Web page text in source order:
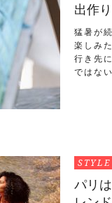
出作
猛暑が
楽しみ
行き先
ではな
STYLE
パリ